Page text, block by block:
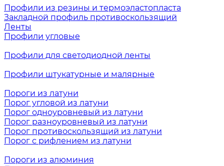
Профили из резины и термоэластопласта
Закладной профиль противоскользящий
Ленты
Профили угловые
Профили для светодиодной ленты
Профили штукатурные и малярные
Пороги из латуни
Порог угловой из латуни
Порог одноуровневый из латуни
Порог разноуровневый из латуни
Порог противоскользящий из латуни
Порог с рифлением из латуни
Пороги из алюминия